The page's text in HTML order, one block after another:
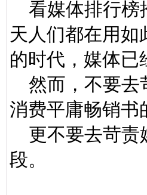
看媒体排行榜
天人们都在用如
的时代，媒体已
然而，不要去
消费平庸畅销书
更不要去苛责
段。